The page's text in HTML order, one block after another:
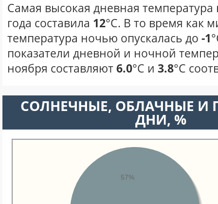
Самая высокая дневная температура
года составила 12°С. В то время как
температура ночью опускалась до -1
показатели дневной и ночной
ноября составляют6.0°С и 3.8°С
CОЛНЕЧНЫЕ, ОБЛАЧНЫЕ И
ДНИ, %
57%